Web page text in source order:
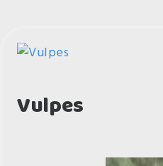
Vulpes